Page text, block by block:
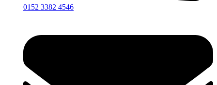
0152 3382 4546